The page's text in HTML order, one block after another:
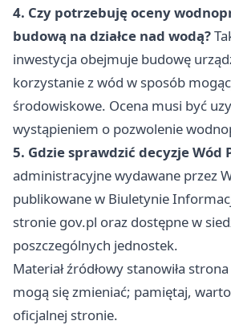
4. Czy potrzebuję oceny
budową na działce nad wodą?
inwestycja obejmuje budowę
korzystanie z wód w sposób
środowiskowe. Ocena musi być
wystąpieniem o pozwolenie
5. Gdzie sprawdzić decyzje Wód
administracyjne wydawane przez
publikowane w Biuletynie
stronie gov.pl oraz dostępne w
poszczególnych jednostek.
Materiał źródłowy stanowiła
mogą się zmieniać; pamiętaj,
oficjalnej stronie.